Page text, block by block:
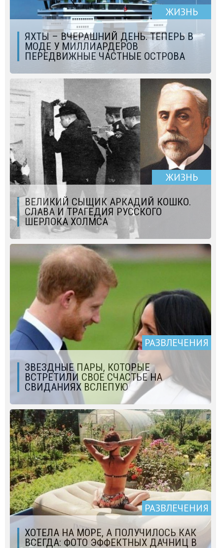
ЖИЗНЬ
ЯХТЫ – ВЧЕРАШНИЙ ДЕНЬ. ТЕПЕРЬ В
МОДЕ У МИЛЛИАРДЕРОВ
ПЕРЕДВИЖНЫЕ ЧАСТНЫЕ ОСТРОВА
ЖИЗНЬ
ВЕЛИКИЙ СЫЩИК АРКАДИЙ КОШКО.
СЛАВА И ТРАГЕДИЯ РУССКОГО
ШЕРЛОКА ХОЛМСА
РАЗВЛЕЧЕНИЯ
ЗВЕЗДНЫЕ ПАРЫ, КОТОРЫЕ
ВСТРЕТИЛИ СВОЕ СЧАСТЬЕ НА
СВИДАНИЯХ ВСЛЕПУЮ
РАЗВЛЕЧЕНИЯ
ХОТЕЛА НА МОРЕ, А ПОЛУЧИЛОСЬ КАК
ВСЕГДА: ФОТО ЭФФЕКТНЫХ ДАЧНИЦ В